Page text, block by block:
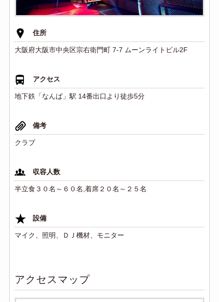
住所
大阪府大阪市中央区宗右衛門町 7-7 ムーンライトビル2F
アクセス
地下鉄「なんば」駅 14番出口より徒歩5分
備考
クラブ
収容人数
半立食３０名～６０名,着席２０名～２５名
設備
マイク、照明、ＤＪ機材、モニター
アクセスマップ